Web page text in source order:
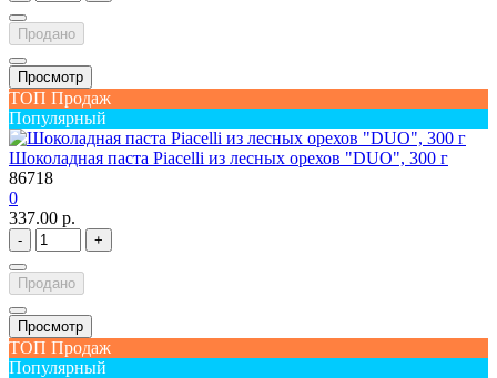
Продано
Просмотр
ТОП Продаж
Популярный
Шоколадная паста Piacelli из лесных орехов "DUO", 300 г
86718
0
337.00 р.
- +
Продано
Просмотр
ТОП Продаж
Популярный